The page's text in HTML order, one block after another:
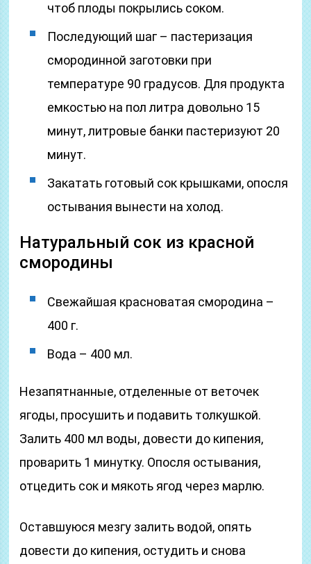
чтоб плоды покрылись соком.
Последующий шаг – пастеризация
смородинной заготовки при
температуре 90 градусов. Для продукта
емкостью на пол литра довольно 15
минут, литровые банки пастеризуют 20
минут.
Закатать готовый сок крышками, опосля
остывания вынести на холод.
Натуральный сок из красной
смородины
Свежайшая красноватая смородина –
400 г.
Вода – 400 мл.
Незапятнанные, отделенные от веточек
ягоды, просушить и подавить толкушкой.
Залить 400 мл воды, довести до кипения,
проварить 1 минутку. Опосля остывания,
отцедить сок и мякоть ягод через марлю.
Оставшуюся мезгу залить водой, опять
довести до кипения, остудить и снова